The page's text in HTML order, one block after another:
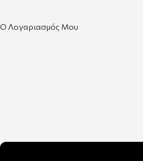
Ο Λογαριασμός Μου